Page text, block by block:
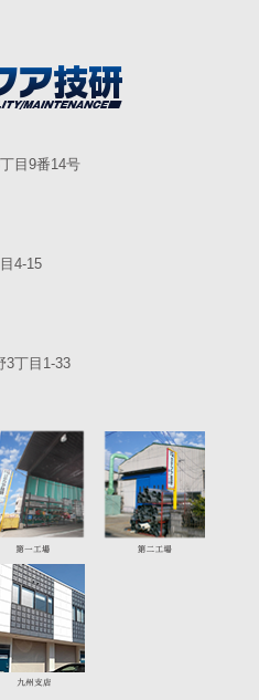
目9番14号
4-15
3丁目1-33